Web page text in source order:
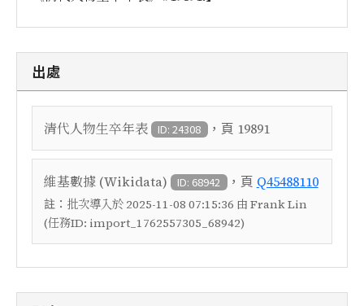
出處
清代人物生卒年表 ID: 24308 ，頁 19891
維基數據 (Wikidata) ID: 68942 ，頁 Q45488110
註： 批次導入於 2025-11-08 07:15:36 由 Frank Lin
(任務ID: import_1762557305_68942)